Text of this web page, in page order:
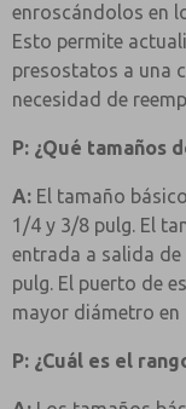
enroscándolos en
Esto permite
presostatos a una
necesidad de
P: ¿Qué tamaños
A: El tamaño
1/4 y 3/8 pulg. El
entrada a salida
pulg. El puerto de
mayor diámetro
P: ¿Cuál es el